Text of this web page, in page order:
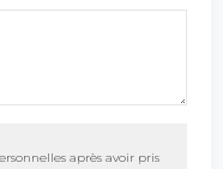
après avoir pris